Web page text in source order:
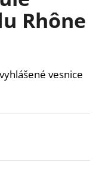
Rhône
vesnice